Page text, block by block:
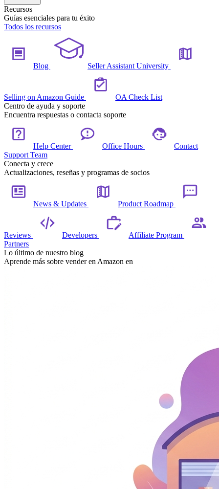
Recursos
Guías esenciales para tu éxito
Todos los recursos
Blog Seller Assistant University
Selling on Amazon Guide
OA Check List
Centro de ayuda y soporte
Encuentra respuestas o contacta soporte
Help Center Office Hours
Contact
Support Team
Conecta y crece
Actualizaciones, reseñas y programas de socios
News & Updates Product Roadmap
Reviews Developers
Affiliate Program
Partners
Lo último de nuestro blog
Aprende más sobre vender en Amazon en